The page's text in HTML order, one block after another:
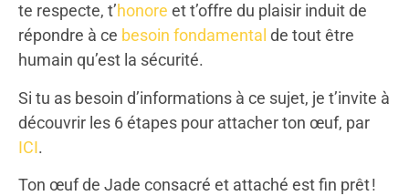
te respecte, t’honore et t’offre du plaisir induit de
répondre à ce besoin fondamental de tout être
humain qu’est la sécurité.
Si tu as besoin d’informations à ce sujet, je t’invite à
découvrir les 6 étapes pour attacher ton œuf, par
ICI.
Ton œuf de Jade consacré et attaché est fin prêt !